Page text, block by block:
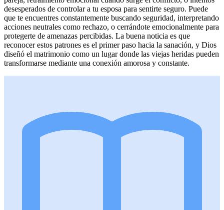
desesperados de controlar a tu esposa para sentirte seguro. Puede
que te encuentres constantemente buscando seguridad, interpretando
acciones neutrales como rechazo, o cerrándote emocionalmente para
protegerte de amenazas percibidas. La buena noticia es que
reconocer estos patrones es el primer paso hacia la sanación, y Dios
diseñó el matrimonio como un lugar donde las viejas heridas pueden
transformarse mediante una conexión amorosa y constante.